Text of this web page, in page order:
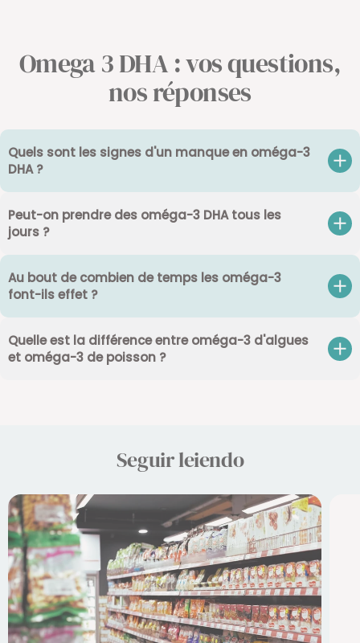
Omega 3 DHA : vos questions,
nos réponses
Quels sont les signes d'un manque en oméga-3
DHA ?
Peut-on prendre des oméga-3 DHA tous les
jours ?
Au bout de combien de temps les oméga-3
font-ils effet ?
Quelle est la différence entre oméga-3 d'algues
et oméga-3 de poisson ?
Seguir leiendo